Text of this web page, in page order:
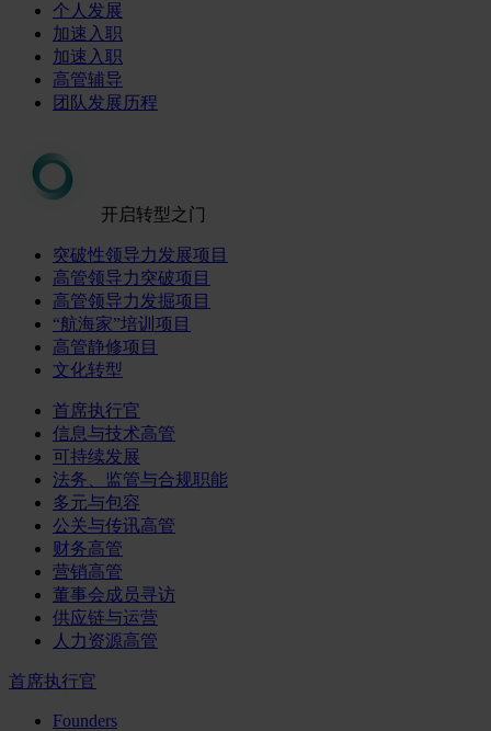
个人发展
加速入职
加速入职
高管辅导
团队发展历程
开启转型之门
突破性领导力发展项目
高管领导力突破项目
高管领导力发掘项目
“航海家”培训项目
高管静修项目
文化转型
首席执行官
信息与技术高管
可持续发展
法务、监管与合规职能
多元与包容
公关与传讯高管
财务高管
营销高管
董事会成员寻访
供应链与运营
人力资源高管
首席执行官
Founders